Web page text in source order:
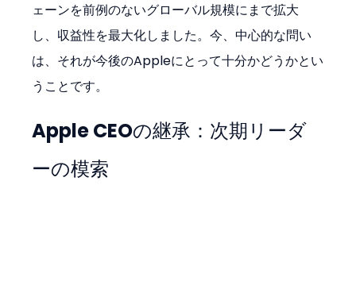
ェーンを前例のないグローバル規模にまで拡大
し、収益性を最大化しました。今、中心的な問い
は、それが今後のAppleにとって十分かどうかとい
うことです。
Apple CEOの継承：次期リーダ
ーの模索